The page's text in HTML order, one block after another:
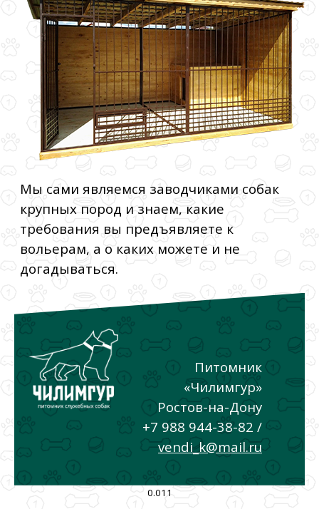
Мы сами являемся заводчиками собак
крупных пород и знаем, какие
требования вы предъявляете к
вольерам, а о каких можете и не
догадываться.
Питомник
«Чилимгур»
Ростов-на-Дону
+7 988 944-38-82 /
vendi_k@mail.ru
0.011